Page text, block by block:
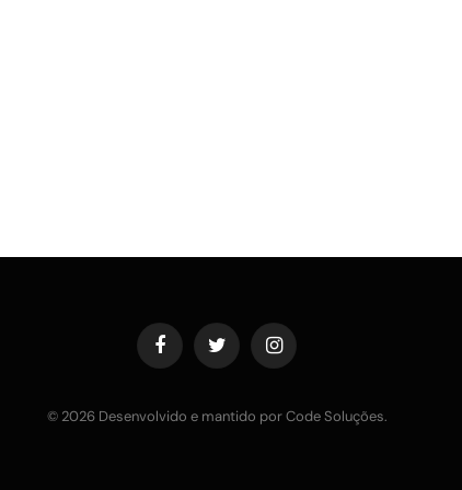
FacebookTwitter Instagram
© 2026 Desenvolvido e mantido por Code Soluções.